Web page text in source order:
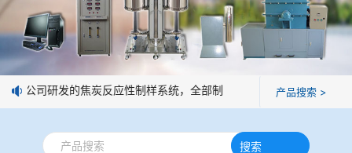
焦化行业检测及优化配煤设备
球团矿/烧结矿/块矿高温冶金性能检测系统
烧结/球团优化配矿研究设备
爱游戏平台
企业业绩
技术交流
视频观赏
我公司研发的焦炭反应性制样系统，全部制样过程机械化操作，没有
产品搜索 >
搜索